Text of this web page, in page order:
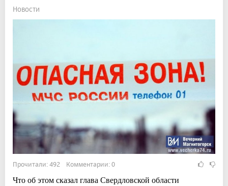
Новости
Прочитали: 492 Комментарии: 0
Что об этом сказал глава Свердловской области